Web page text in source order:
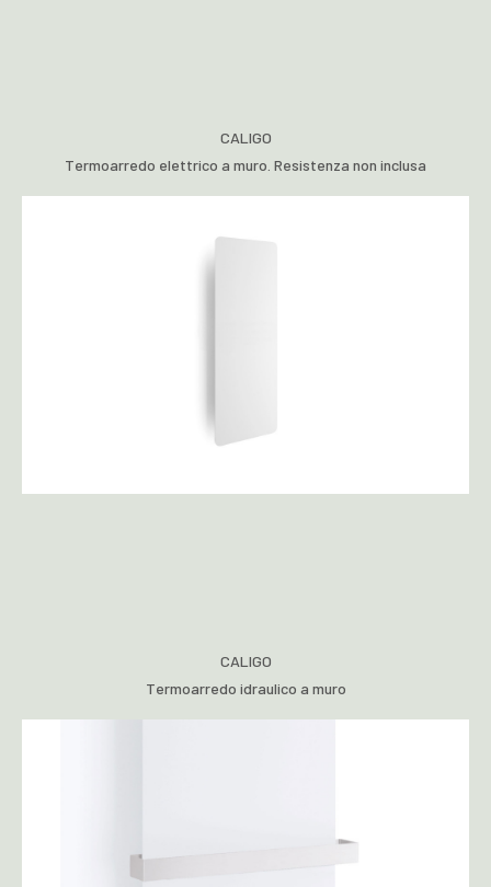
CALIGO
Termoarredo elettrico a muro. Resistenza non inclusa
CALIGO
Termoarredo idraulico a muro